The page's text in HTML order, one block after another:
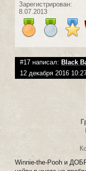
Зарегистрирован:
8.07.2013
#17 написал: Black
12 декабря 2016
Winnie-the-Pooh и